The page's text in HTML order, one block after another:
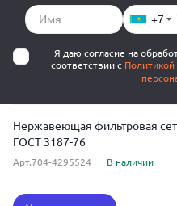
+7
Я даю согласие на
соответствии с
Нержавеющая фильтровая
ГОСТ 3187-76
Арт.704-4295524 В наличии